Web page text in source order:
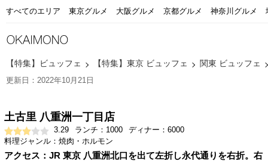
すべてのエリア 東京グルメ 大阪グルメ 京都グルメ 神奈川グルメ
【特集】ビュッフェ 【特集】東京 ビュッフェ 関東 ビュッフェ
更新日：2022年10月21日
土古里 八重洲一丁目店
3.29 ランチ：1000
ディナー：6000
料理ジャンル：焼肉・ホルモン
アクセス：JR 東京 八重洲北口を出て左折し永代通りを右折。右